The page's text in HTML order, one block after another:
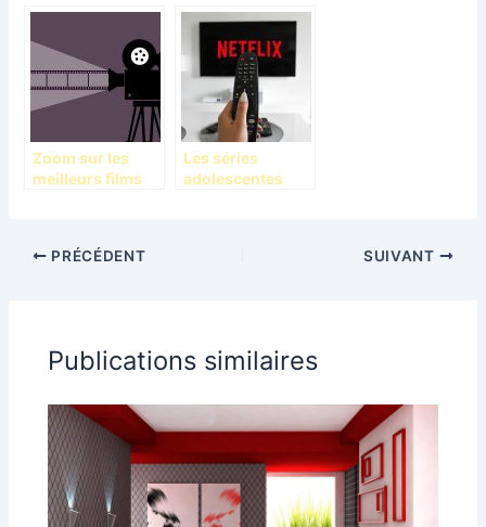
Zoom sur les
meilleurs films
Les séries
adolescentes
PRÉCÉDENT SUIVANT
Publications similaires